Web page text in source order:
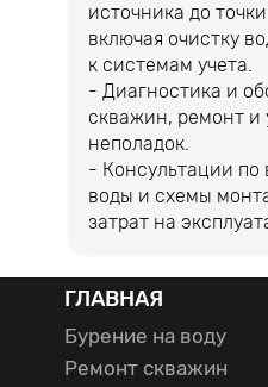
источника до
включая очистку
к системам учета.
- Диагностика и
скважин, ремонт и
неполадок.
- Консультации по
воды и схемы
затрат на
ГЛАВНАЯ
Бурение на воду
Ремонт скважин